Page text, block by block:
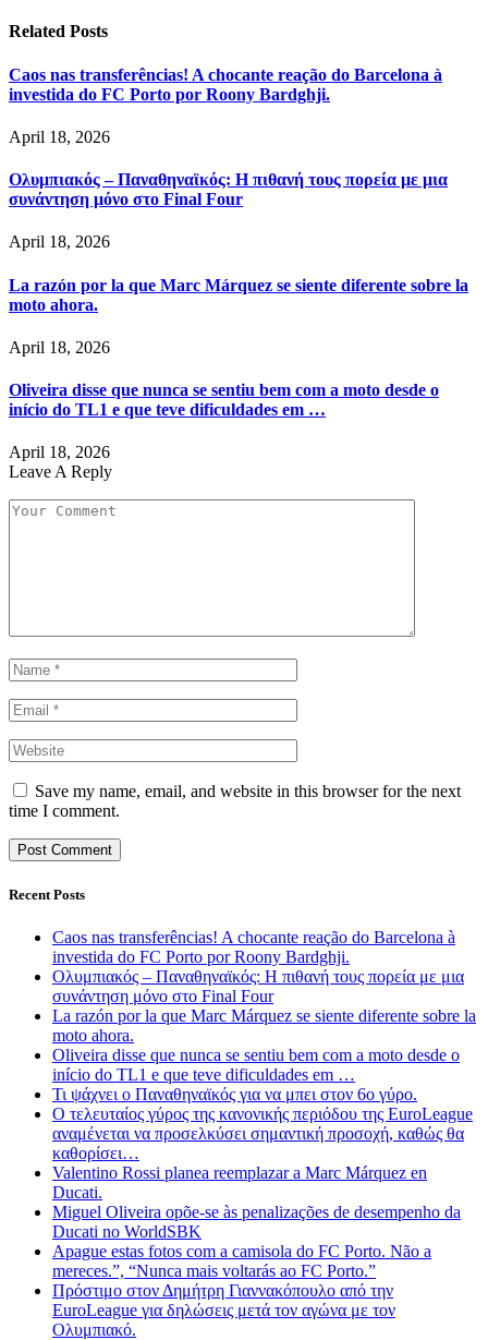
Related Posts
Caos nas transferências! A chocante reação do Barcelona à
investida do FC Porto por Roony Bardghji.
April 18, 2026
Ολυμπιακός – Παναθηναϊκός: Η πιθανή τους πορεία με μια
συνάντηση μόνο στο Final Four
April 18, 2026
La razón por la que Marc Márquez se siente diferente sobre la
moto ahora.
April 18, 2026
Oliveira disse que nunca se sentiu bem com a moto desde o
início do TL1 e que teve dificuldades em …
April 18, 2026
Leave A Reply
Save my name, email, and website in this browser for the next
time I comment.
Recent Posts
Caos nas transferências! A chocante reação do Barcelona à
investida do FC Porto por Roony Bardghji.
Ολυμπιακός – Παναθηναϊκός: Η πιθανή τους πορεία με μια
συνάντηση μόνο στο Final Four
La razón por la que Marc Márquez se siente diferente sobre la
moto ahora.
Oliveira disse que nunca se sentiu bem com a moto desde o
início do TL1 e que teve dificuldades em …
Τι ψάχνει ο Παναθηναϊκός για να μπει στον 6ο γύρο.
Ο τελευταίος γύρος της κανονικής περιόδου της EuroLeague
αναμένεται να προσελκύσει σημαντική προσοχή, καθώς θα
καθορίσει…
Valentino Rossi planea reemplazar a Marc Márquez en
Ducati.
Miguel Oliveira opõe-se às penalizações de desempenho da
Ducati no WorldSBK
Apague estas fotos com a camisola do FC Porto. Não a
mereces.”, “Nunca mais voltarás ao FC Porto.”
Πρόστιμο στον Δημήτρη Γιαννακόπουλο από την
EuroLeague για δηλώσεις μετά τον αγώνα με τον
Ολυμπιακό.